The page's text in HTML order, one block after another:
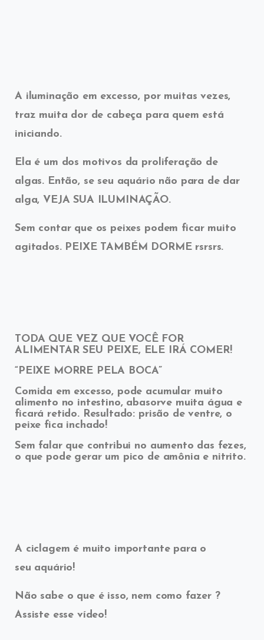
A iluminação em excesso, por muitas vezes,
traz muita dor de cabeça para quem está
iniciando.
Ela é um dos motivos da proliferação de
algas. Então, se seu aquário não para de dar
alga, VEJA SUA ILUMINAÇÃO.
Sem contar que os peixes podem ficar muito
agitados. PEIXE TAMBÉM DORME rsrsrs.
TODA QUE VEZ QUE VOCÊ FOR
ALIMENTAR SEU PEIXE, ELE IRÁ COMER!
“PEIXE MORRE PELA BOCA”
Comida em excesso, pode acumular muito
alimento no intestino, abasorve muita água e
ficará retido. Resultado: prisão de ventre, o
peixe fica inchado!
Sem falar que contribui no aumento das fezes,
o que pode gerar um pico de amônia e nitrito.
A ciclagem é muito importante para o
seu aquário!
Não sabe o que é isso, nem como fazer ?
Assiste esse vídeo!